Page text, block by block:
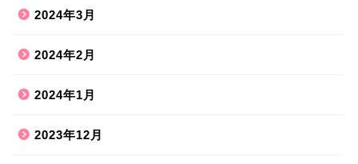
2024年3月
2024年2月
2024年1月
2023年12月